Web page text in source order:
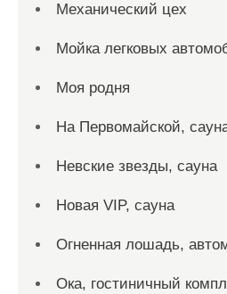
Механический цех
Мойка легковых
Моя родня
На Первомайской,
Невские звезды, сауна
Новая VIP, сауна
Огненная лошадь,
Ока, гостиничный